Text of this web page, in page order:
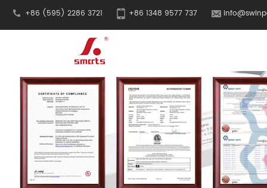
+86 (595) 2286 3721 +86 1348 9577 737